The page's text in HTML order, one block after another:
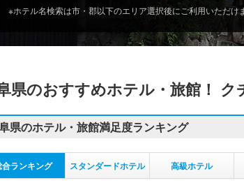
北陸
岐阜すべて
※ホテル名検索は市・郡以下のエリア選択後にご利用いただけ
県のおすすめホテル・旅館！
県のホテル・旅館満足度ランキング
合ランキング スタンダードホテル 高級ホテル